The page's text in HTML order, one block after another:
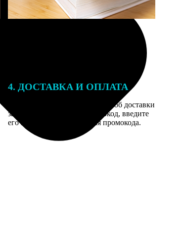
4. ДОСТАВКА И ОПЛАТА
Введите адрес и выберите способ доставки
заказа. Если у вас есть промокод, введите
его в специальное поле для промокода.